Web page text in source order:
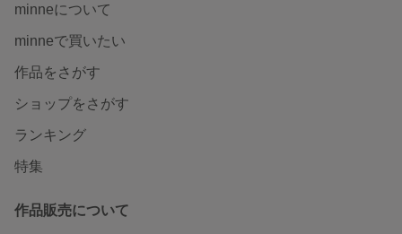
minneについて
minneで買いたい
作品をさがす
ショップをさがす
ランキング
特集
作品販売について